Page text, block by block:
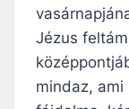
Jézus
mindaz,